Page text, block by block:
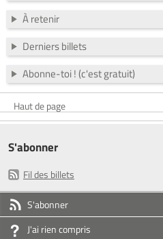
À retenir
Derniers billets
Abonne-toi ! (c'est gratuit)
Haut de page
S'abonner
Fil des billets
S'abonner
J'ai rien compris